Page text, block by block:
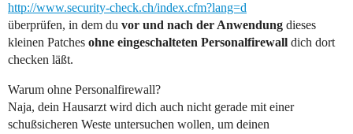
http://www.security-check.ch/index.cfm?lang=d
überprüfen, in dem du vor und nach der Anwendung dieses
kleinen Patches ohne eingeschalteten Personalfirewall dich dort
checken läßt.
Warum ohne Personalfirewall?
Naja, dein Hausarzt wird dich auch nicht gerade mit einer
schußsicheren Weste untersuchen wollen, um deinen